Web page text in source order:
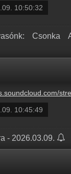
10:50:32
Csonka
balazsek-5-mai-felolvasonk-csonka-andras-
10:45:49
- 2026.03.09.